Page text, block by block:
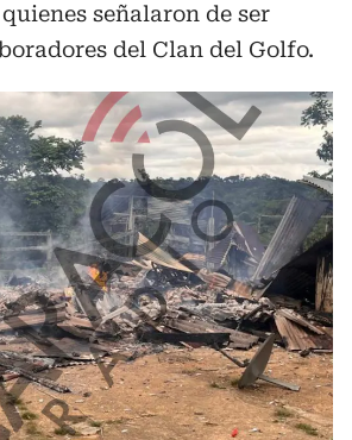
señalaron de ser
del Clan del Golfo.